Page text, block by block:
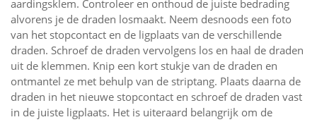
aardingsklem. Controleer en onthoud de juiste bedrading
alvorens je de draden losmaakt. Neem desnoods een foto
van het stopcontact en de ligplaats van de verschillende
draden. Schroef de draden vervolgens los en haal de draden
uit de klemmen. Knip een kort stukje van de draden en
ontmantel ze met behulp van de striptang. Plaats daarna de
draden in het nieuwe stopcontact en schroef de draden vast
in de juiste ligplaats. Het is uiteraard belangrijk om de